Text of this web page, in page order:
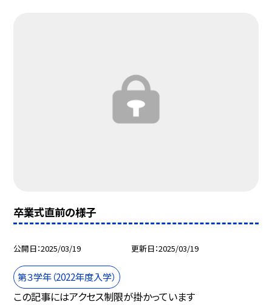
卒業式直前の様子
公開日 2025/03/19 更新日 2025/03/19
第３学年（2022年度入学）
この記事にはアクセス制限が掛かっています